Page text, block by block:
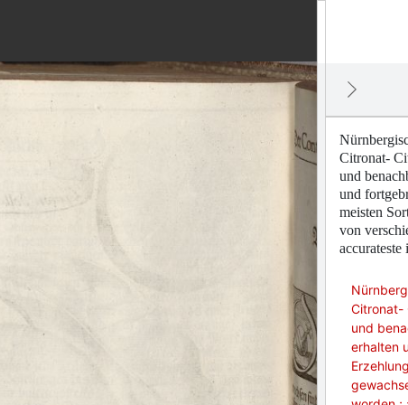
Citronat-
und
und
meisten
von
Citronat-
und
erhalten